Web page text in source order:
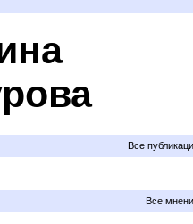
Все
Все